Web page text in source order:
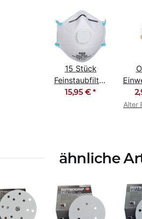
15 Stück
Feinstaubfiltermaske
Staubmaske
15,95 €*
Alter
ähnliche